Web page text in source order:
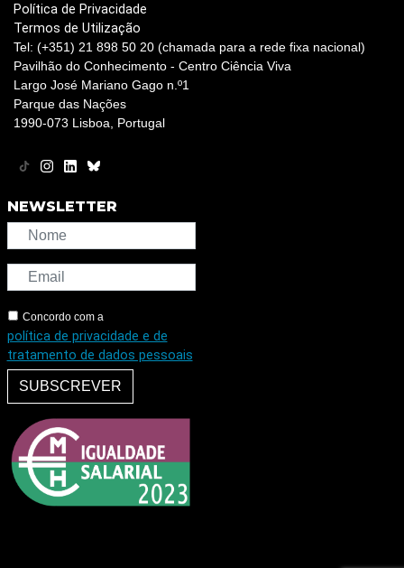
Política de Privacidade
Termos de Utilização
Tel: (+351) 21 898 50 20 (chamada para a rede fixa nacional)
Pavilhão do Conhecimento - Centro Ciência Viva
Largo José Mariano Gago n.º1
Parque das Nações
1990-073 Lisboa, Portugal
NEWSLETTER
Concordo com a
política de privacidade e de
tratamento de dados pessoais
SUBSCREVER